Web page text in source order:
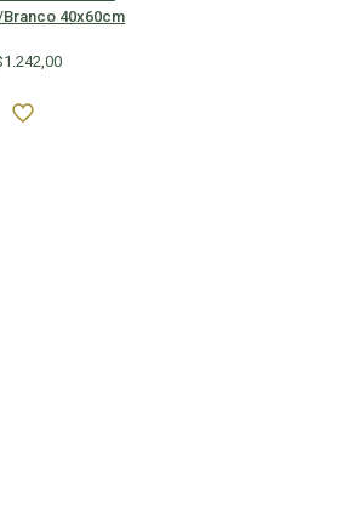
40x60cm
1.242,00